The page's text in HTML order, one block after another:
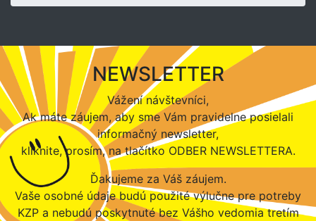
NEWSLETTER
Vážení návštevníci,
Ak máte záujem, aby sme Vám pravidelne posielali
informačný newsletter,
kliknite, prosím, na tlačítko ODBER NEWSLETTERA.
Ďakujeme za Váš záujem.
Vaše osobné údaje budú použité výlučne pre potreby
KZP a nebudú poskytnuté bez Vášho vedomia tretím